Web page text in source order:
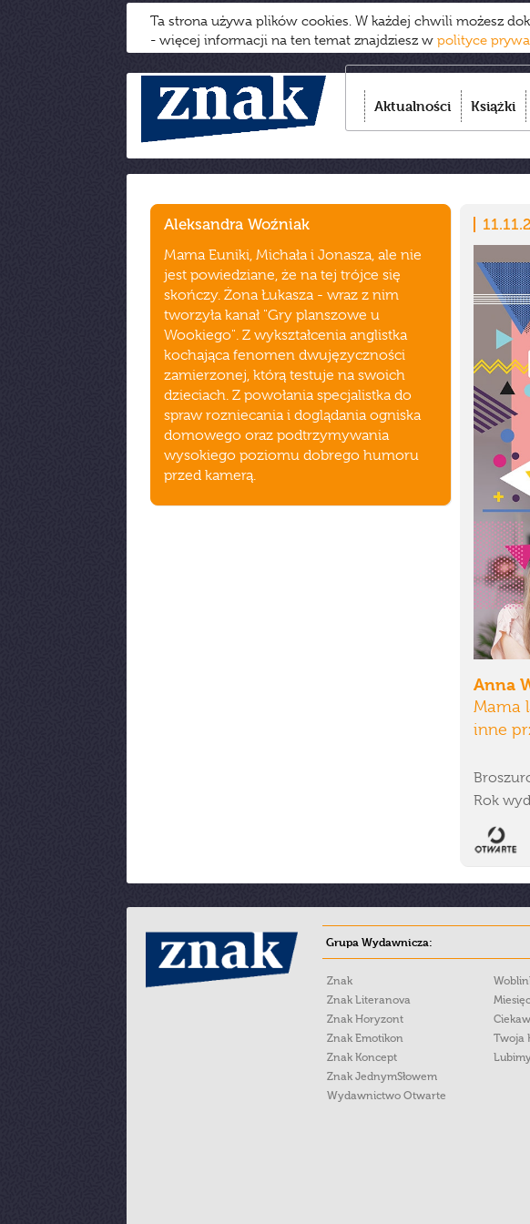
Ta strona używa plików cookies. W każdej chwili możesz
- więcej informacji na ten temat znajdziesz w polityce
Aktualności Książki
Aleksandra Woźniak
Mama Euniki, Michała i Jonasza, ale nie
jest powiedziane, że na tej trójce się
skończy. Żona Łukasza - wraz z nim
tworzyła kanał "Gry planszowe u
Wookiego". Z wykształcenia anglistka
kochająca fenomen dwujęzyczności
zamierzonej, którą testuje na swoich
dzieciach. Z powołania specjalistka do
spraw rozniecania i doglądania ogniska
domowego oraz podtrzymywania
wysokiego poziomu dobrego humoru
przed kamerą.
Anna
Mama
inne
Rok
Grupa Wydawnicza:
Znak
Znak Literanova
Znak Horyzont
Znak Emotikon
Znak Koncept
Znak JednymSłowem
Wydawnictwo Otwarte
Twoja